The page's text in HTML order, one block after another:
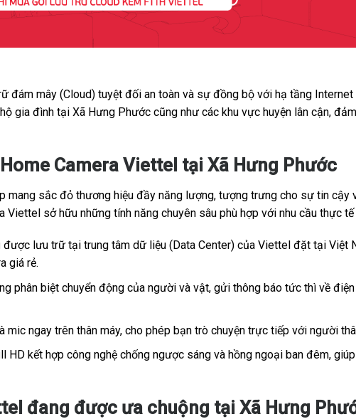
đám mây (Cloud) tuyệt đối an toàn và sự đồng bộ với hạ tầng
gia đình tại Xã Hưng Phước cũng như các khu vực huyện lân cận,
Camera Viettel tại Xã Hưng Phước
mang sắc đỏ thương hiệu đầy năng lượng, tượng trưng cho sự tin cậy
Viettel sở hữu những tính năng chuyên sâu phù hợp với nhu cầu thực
lưu trữ tại trung tâm dữ liệu (Data Center) của Viettel đặt tại Việt
giá rẻ.
phân biệt chuyển động của người và vật, gửi thông báo tức thì về
mic ngay trên thân máy, cho phép bạn trò chuyện trực tiếp với người
HD kết hợp công nghệ chống ngược sáng và hồng ngoại ban đêm,
đang được ưa chuộng tại Xã Hưng